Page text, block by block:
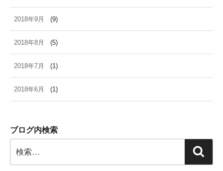
2018年9月 (9)
2018年8月 (5)
2018年7月 (1)
2018年6月 (1)
ブログ内検索
索